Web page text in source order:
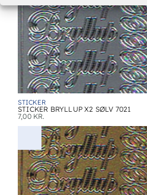
STICKER
STICKER BRYLLUP X2 SØLV 7021
7,00 KR.